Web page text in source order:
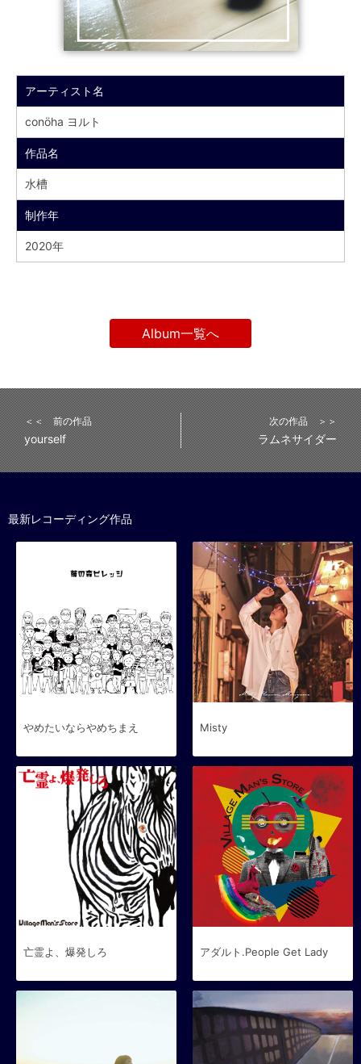
アーティスト名
conöha ヨルト
作品名
水槽
制作年
2020年
Album一覧へ
＜＜ 前の作品
yourself
次の作品 ＞＞
ラムネサイダー
最新レコーディング作品
やめたいならやめちまえ Misty
亡霊よ、爆発しろ アダルト.People Get Lady